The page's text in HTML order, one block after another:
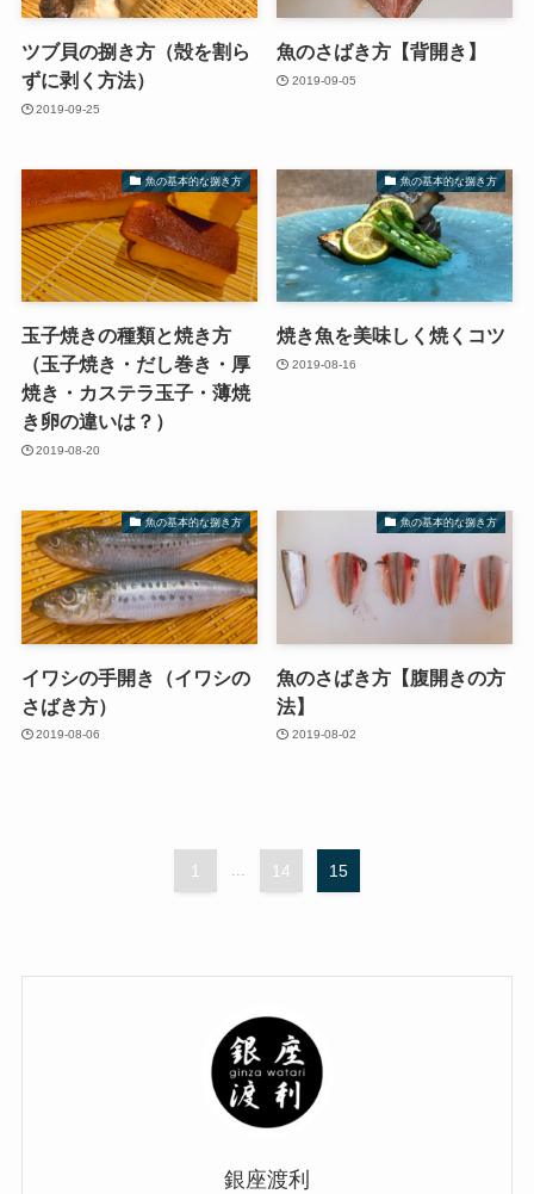
ツブ貝の捌き方（殻を割ら
ずに剥く方法）
2019-09-25
魚のさばき方【背開き】
2019-09-05
魚の基本的な捌き方
玉子焼きの種類と焼き方
（玉子焼き・だし巻き・厚
焼き・カステラ玉子・薄焼
き卵の違いは？）
2019-08-20
魚の基本的な捌き方
焼き魚を美味しく焼くコツ
2019-08-16
魚の基本的な捌き方
イワシの手開き（イワシの
さばき方）
2019-08-06
魚の基本的な捌き方
魚のさばき方【腹開きの方
法】
2019-08-02
1 14 15
銀座渡利